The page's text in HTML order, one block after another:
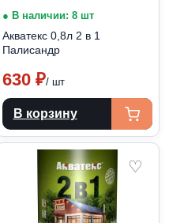
● В наличии: 8 шт
Акватекс 0,8л 2 в 1
Палисандр
630 ₽/ шт
В корзину
♡